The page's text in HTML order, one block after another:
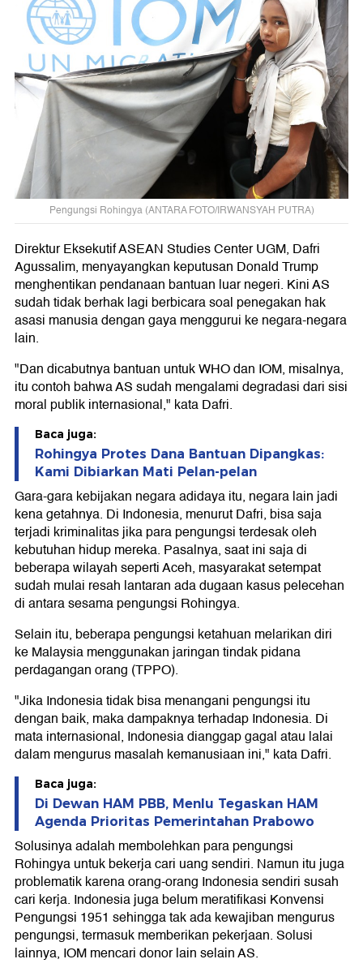
Pengungsi Rohingya (ANTARA FOTO/IRWANSYAH PUTRA)
Direktur Eksekutif ASEAN Studies Center UGM, Dafri
Agussalim, menyayangkan keputusan Donald Trump
menghentikan pendanaan bantuan luar negeri. Kini AS
sudah tidak berhak lagi berbicara soal penegakan hak
asasi manusia dengan gaya menggurui ke negara-negara
lain.
"Dan dicabutnya bantuan untuk WHO dan IOM, misalnya,
itu contoh bahwa AS sudah mengalami degradasi dari sisi
moral publik internasional," kata Dafri.
Baca juga:
Rohingya Protes Dana Bantuan Dipangkas:
Kami Dibiarkan Mati Pelan-pelan
Gara-gara kebijakan negara adidaya itu, negara lain jadi
kena getahnya. Di Indonesia, menurut Dafri, bisa saja
terjadi kriminalitas jika para pengungsi terdesak oleh
kebutuhan hidup mereka. Pasalnya, saat ini saja di
beberapa wilayah seperti Aceh, masyarakat setempat
sudah mulai resah lantaran ada dugaan kasus pelecehan
di antara sesama pengungsi Rohingya.
Selain itu, beberapa pengungsi ketahuan melarikan diri
ke Malaysia menggunakan jaringan tindak pidana
perdagangan orang (TPPO).
"Jika Indonesia tidak bisa menangani pengungsi itu
dengan baik, maka dampaknya terhadap Indonesia. Di
mata internasional, Indonesia dianggap gagal atau lalai
dalam mengurus masalah kemanusiaan ini," kata Dafri.
Baca juga:
Di Dewan HAM PBB, Menlu Tegaskan HAM
Agenda Prioritas Pemerintahan Prabowo
Solusinya adalah membolehkan para pengungsi
Rohingya untuk bekerja cari uang sendiri. Namun itu juga
problematik karena orang-orang Indonesia sendiri susah
cari kerja. Indonesia juga belum meratifikasi Konvensi
Pengungsi 1951 sehingga tak ada kewajiban mengurus
pengungsi, termasuk memberikan pekerjaan. Solusi
lainnya, IOM mencari donor lain selain AS.